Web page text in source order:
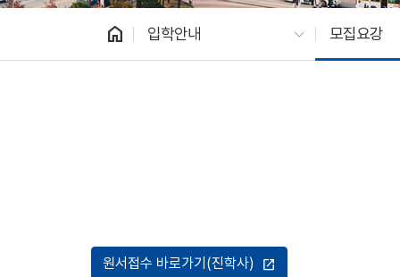
home 입학안내 모집요강
원서접수 바로가기(진학사) open_in_new